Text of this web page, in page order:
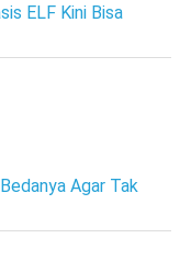
ELF Kini Bisa
Agar Tak